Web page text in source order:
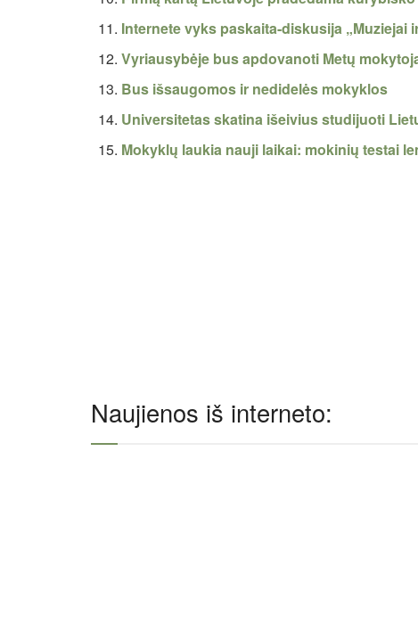
Internete vyks paskaita-diskusija
Vyriausybėje bus apdovanoti Metų
Bus išsaugomos ir nedidelės mokyklos
Universitetas skatina išeivius studijuoti
Mokyklų laukia nauji laikai: mokinių testai
Naujienos iš interneto: